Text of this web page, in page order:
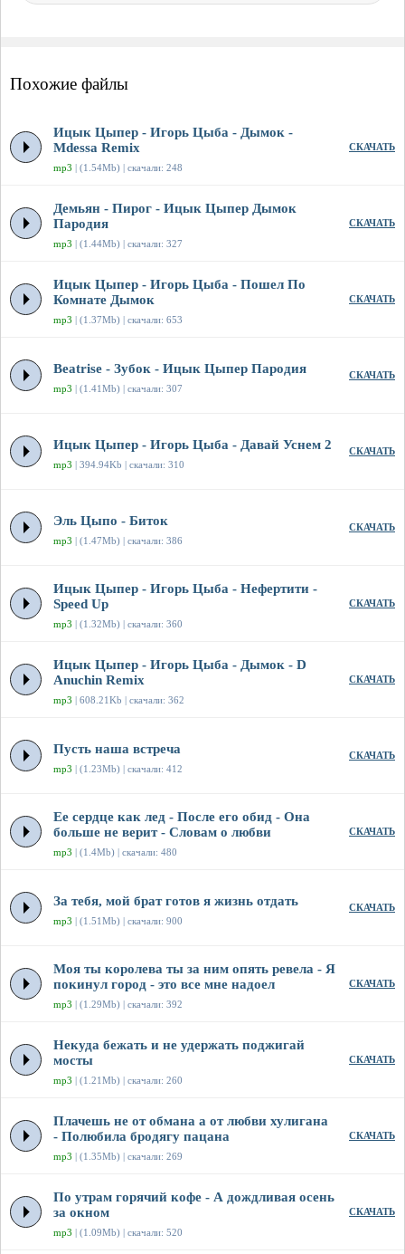
Похожие файлы
Ицык Цыпер - Игорь Цыба - Дымок -
Mdessa Remix
mp3 | (1.54Mb) | скачали: 248
СКАЧАТЬ
Демьян - Пирог - Ицык Цыпер Дымок
Пародия
mp3 | (1.44Mb) | скачали: 327
СКАЧАТЬ
Ицык Цыпер - Игорь Цыба - Пошел По
Комнате Дымок
mp3 | (1.37Mb) | скачали: 653
СКАЧАТЬ
Beatrise - Зубок - Ицык Цыпер Пародия
mp3 | (1.41Mb) | скачали: 307
СКАЧАТЬ
Ицык Цыпер - Игорь Цыба - Давай Уснем 2
mp3 | 394.94Kb | скачали: 310
СКАЧАТЬ
Эль Цыпо - Биток
mp3 | (1.47Mb) | скачали: 386
СКАЧАТЬ
Ицык Цыпер - Игорь Цыба - Нефертити -
Speed Up
mp3 | (1.32Mb) | скачали: 360
СКАЧАТЬ
Ицык Цыпер - Игорь Цыба - Дымок - D
Anuchin Remix
mp3 | 608.21Kb | скачали: 362
СКАЧАТЬ
Пусть наша встреча
mp3 | (1.23Mb) | скачали: 412
СКАЧАТЬ
Ее сердце как лед - После его обид - Она
больше не верит - Словам о любви
mp3 | (1.4Mb) | скачали: 480
СКАЧАТЬ
За тебя, мой брат готов я жизнь отдать
mp3 | (1.51Mb) | скачали: 900
СКАЧАТЬ
Моя ты королева ты за ним опять ревела - Я
покинул город - это все мне надоел
mp3 | (1.29Mb) | скачали: 392
СКАЧАТЬ
Некуда бежать и не удержать поджигай
мосты
mp3 | (1.21Mb) | скачали: 260
СКАЧАТЬ
Плачешь не от обмана а от любви хулигана
- Полюбила бродягу пацана
mp3 | (1.35Mb) | скачали: 269
СКАЧАТЬ
По утрам горячий кофе - А дождливая осень
за окном
mp3 | (1.09Mb) | скачали: 520
СКАЧАТЬ